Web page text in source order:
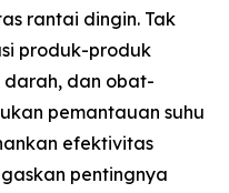
rantai dingin. Tak
produk-produk
darah, dan obat-
pemantauan suhu
efektivitas
pentingnya